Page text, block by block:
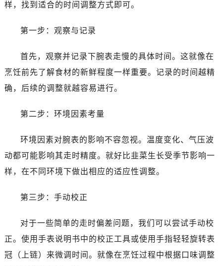
样，找到适合的时间调整方式即可。
第一步：观察与记录
首先，观察并记录下腕表走慢的具体时间。这就像在
烹饪前先了解食材的新鲜程度一样重要。记录的时间越精
确，后续的调整就越容易进行。
第二步：环境因素考量
环境因素对腕表的影响不容忽视。温度变化、气压波
动都可能影响其走时精度。就好比韭菜生长受季节影响一
样，在不同环境下做出相应的适应性调整。
第三步：手动校正
对于一些简单的走时偏差问题，我们可以尝试手动校
正。使用手表说明书中的校正工具或使用手指轻轻旋转表
冠（上链）来微调时间。就像在烹饪过程中根据口味调整